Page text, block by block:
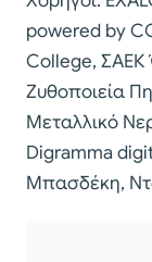
powered by
College,
Ζυθοποιεία
Μεταλλικό
Digramma
Μπασδέκη,